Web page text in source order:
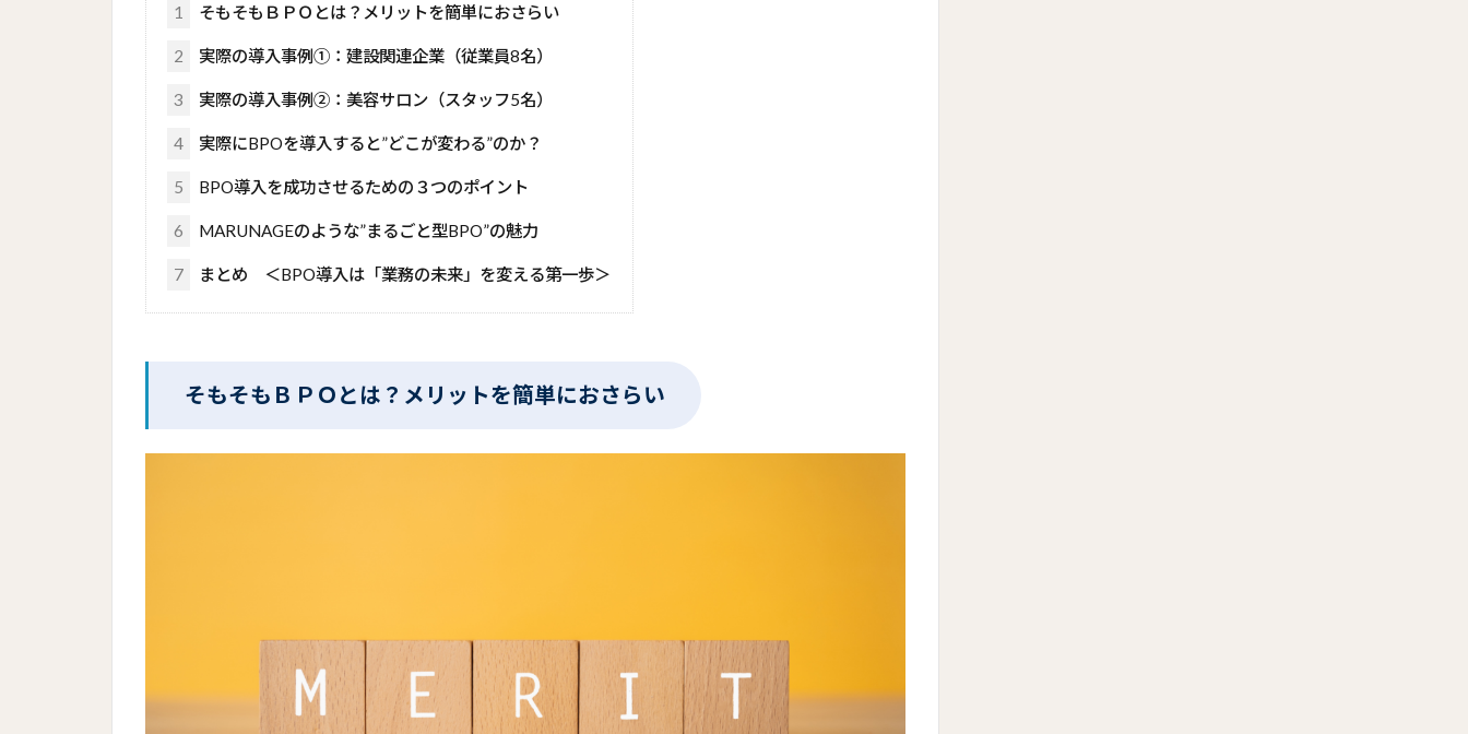
1 そもそもＢＰＯとは？メリットを簡単におさらい
2 実際の導入事例①：建設関連企業（従業員8名）
3 実際の導入事例②：美容サロン（スタッフ5名）
4 実際にBPOを導入すると”どこが変わる”のか？
5 BPO導入を成功させるための３つのポイント
6 MARUNAGEのような”まるごと型BPO”の魅力
7 まとめ ＜BPO導入は「業務の未来」を変える第一歩＞
そもそもＢＰＯとは？メリットを簡単におさらい